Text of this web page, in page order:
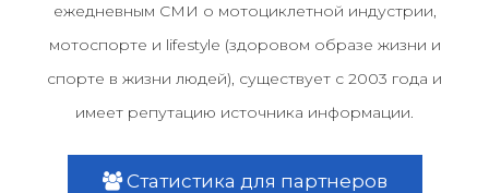
ежедневным СМИ о мотоциклетной индустрии,
мотоспорте и lifestyle (здоровом образе жизни и
спорте в жизни людей), существует с 2003 года и
имеет репутацию источника информации.
Статистика для партнеров